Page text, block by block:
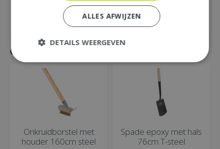
Gemakkelijk mee bestellen
Onkruidborstel met
houder 160cm steel
Spade epoxy met hals
76cm T-steel
ALLES AFWIJZEN
DETAILS WEERGEVEN